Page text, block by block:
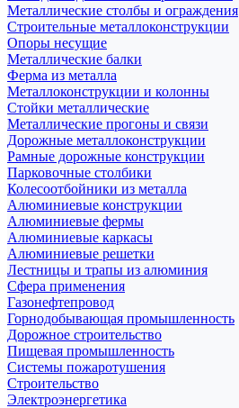
Металлические столбы и ограждения
Строительные металлоконструкции
Опоры несущие
Металлические балки
Ферма из металла
Металлоконструкции и колонны
Стойки металлические
Металлические прогоны и связи
Дорожные металлоконструкции
Рамные дорожные конструкции
Парковочные столбики
Колесоотбойники из металла
Алюминиевые конструкции
Алюминиевые фермы
Алюминиевые каркасы
Алюминиевые решетки
Лестницы и трапы из алюминия
Сфера применения
Газонефтепровод
Горнодобывающая промышленность
Дорожное строительство
Пищевая промышленность
Системы пожаротушения
Строительство
Электроэнергетика